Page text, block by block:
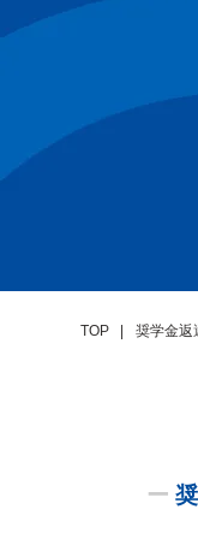
TOP 奨学金返
ー